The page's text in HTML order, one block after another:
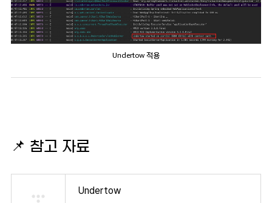
Undertow 적용
📌 참고 자료
Undertow